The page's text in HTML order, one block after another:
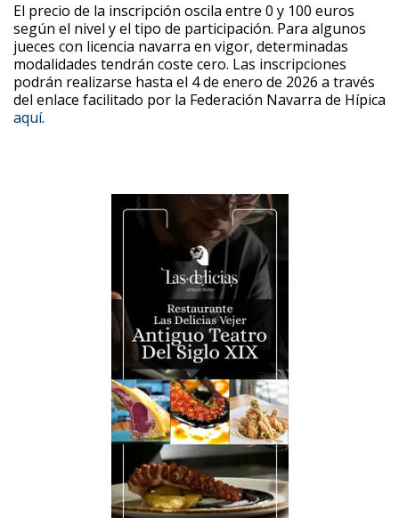
El precio de la inscripción oscila entre 0 y 100 euros
según el nivel y el tipo de participación. Para algunos
jueces con licencia navarra en vigor, determinadas
modalidades tendrán coste cero. Las inscripciones
podrán realizarse hasta el 4 de enero de 2026 a través
del enlace facilitado por la Federación Navarra de Hípica
aquí.